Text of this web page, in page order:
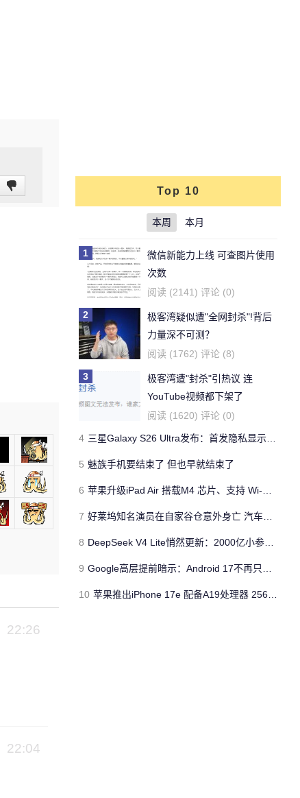
22:26
22:04
Top 10
本周 本月
1
微信新能力上线 可查图片使用
次数
阅读 (2141) 评论 (0)
2
极客湾疑似遭"全网封杀"!背后
力量深不可测？
阅读 (1762) 评论 (8)
3
极客湾遭"封杀"引热议 连
YouTube视频都下架了
阅读 (1620) 评论 (0)
4 三星Galaxy S26 Ultra发布：首发隐私显示屏、骁龙 8 Elite Gen 5与60W闪充
5 魅族手机要结束了 但也早就结束了
6 苹果升级iPad Air 搭载M4 芯片、支持 Wi‑Fi 7 售价不变
7 好莱坞知名演员在自家谷仓意外身亡 汽车搭电时突然自燃
8 DeepSeek V4 Lite悄然更新：2000亿小参数性能逼近美国顶流
9 Google高层提前暗示：Android 17不再只是操作系统
10 苹果推出iPhone 17e 配备A19处理器 256GB容量起步 刘海屏依旧